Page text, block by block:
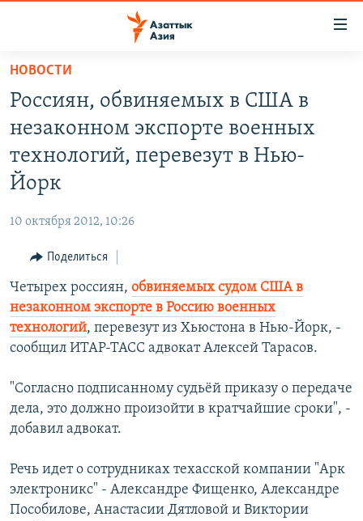
Вернуться
основному
содержанию
главной
Вернутся
поиску
ЦЕНТРАЛЬНАЯ АЗИЯ
ВОЙНА В УКРАИНЕ
НА ДРУГИХ ЯЗЫКАХ
КЫРГЫЗЧА
ЎЗБЕКЧА
ТОҶИКӢ
TÜRKMENÇE
ПОДПИШИТЕСЬ НА НАС В СОЦСЕТЯХ
Все сайты РСЕ/РС
НОВОСТИ
Россиян, обвиняемых в США в
незаконном экспорте военных
технологий, перевезут в Нью-
Йорк
10 октября 2012, 10:26
Поделиться
Четырех россиян, обвиняемых судом США в
незаконном экспорте в Россию военных
технологий, перевезут из Хьюстона в Нью-Йорк, -
сообщил ИТАР-ТАСС адвокат Алексей Тарасов.
"Согласно подписанному судьёй приказу о передаче
дела, это должно произойти в кратчайшие сроки", -
добавил адвокат.
Речь идет о сотрудниках техасской компании "Арк
электроникс" - Александре Фищенко, Александре
Пособилове, Анастасии Дятловой и Виктории